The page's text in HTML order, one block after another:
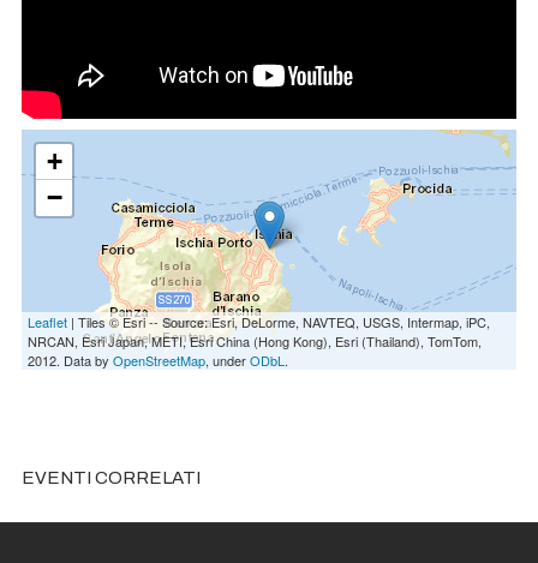
+
−
Leaflet | Tiles © Esri -- Source: Esri, DeLorme, NAVTEQ, USGS, Intermap, iPC,
NRCAN, Esri Japan, METI, Esri China (Hong Kong), Esri (Thailand), TomTom,
2012. Data by OpenStreetMap, underODbL .
EVENTI CORRELATI